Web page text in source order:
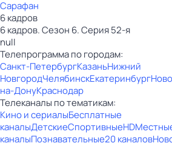
Сарафан
6 кадров
6 кадров. Сезон 6. Серия 52-я
null
Телепрограмма по городам:
Санкт-ПетербургКазаньНижний
НовгородЧелябинскЕкатеринбург
на-ДонуКраснодар
Телеканалы по тематикам:
Кино и сериалыБесплатные
каналыДетскиеСпортивныеHD
каналыПознавательные20 каналов